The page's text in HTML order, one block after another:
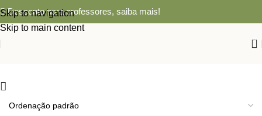
Skip to navigation
Skip to main content
Desconto para professores, saiba mais!
0